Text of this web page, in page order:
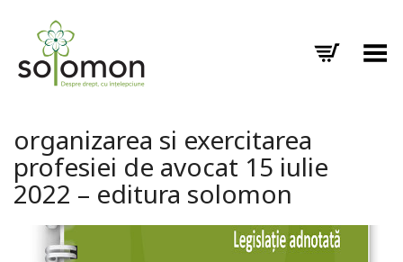
Toggle Menu
organizarea si exercitarea
profesiei de avocat 15 iulie
2022 – editura solomon